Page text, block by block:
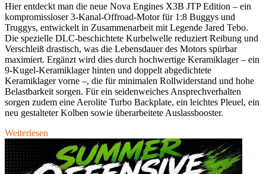
Hier entdeckt man die neue Nova Engines X3B JTP Edition – ein
kompromissloser 3-Kanal-Offroad-Motor für 1:8 Buggys und
Truggys, entwickelt in Zusammenarbeit mit Legende Jared Tebo.
Die spezielle DLC-beschichtete Kurbelwelle reduziert Reibung und
Verschleiß drastisch, was die Lebensdauer des Motors spürbar
maximiert. Ergänzt wird dies durch hochwertige Keramiklager – ein
9-Kugel-Keramiklager hinten und doppelt abgedichtete
Keramiklager vorne –, die für minimalen Rollwiderstand und hohe
Belastbarkeit sorgen. Für ein seidenweiches Ansprechverhalten
sorgen zudem eine Aerolite Turbo Backplate, ein leichtes Pleuel, ein
neu gestalteter Kolben sowie überarbeitete Auslassbooster.
Weiterlesen